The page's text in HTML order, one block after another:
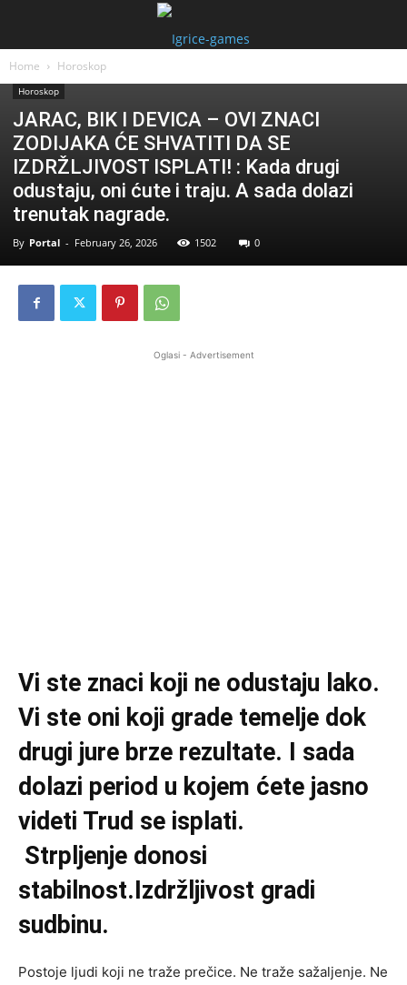
Home Horoskop
Horoskop
JARAC, BIK I DEVICA – OVI ZNACI
ZODIJAKA ĆE SHVATITI DA SE
IZDRŽLJIVOST ISPLATI! : Kada drugi
odustaju, oni ćute i traju. A sada dolazi
trenutak nagrade.
By Portal - February 26, 2026 1502 0
Oglasi - Advertisement
Vi ste znaci koji ne odustaju lako.
Vi ste oni koji grade temelje dok
drugi jure brze rezultate. I sada
dolazi period u kojem ćete jasno
videti Trud se isplati.
Strpljenje donosi
stabilnost.Izdržljivost gradi
sudbinu.
Postoje ljudi koji ne traže prečice. Ne traže sažaljenje. Ne